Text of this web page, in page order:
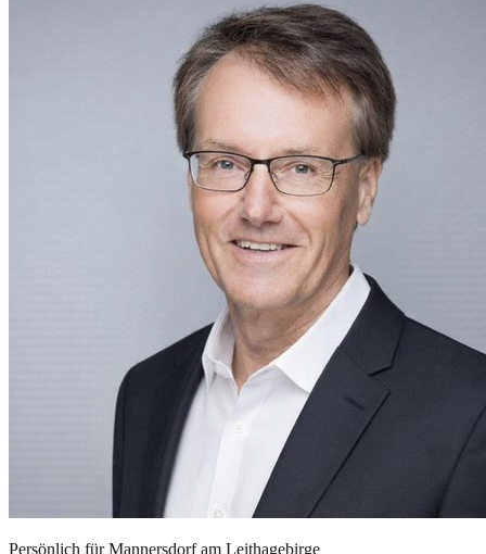
Persönlich fürMannersdorf am Leithagebirge